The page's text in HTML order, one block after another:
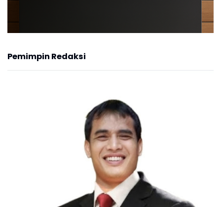
Pemimpin Redaksi